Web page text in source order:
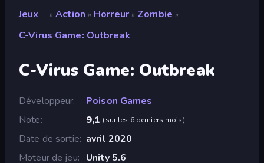
Jeux » Action » Horreur » Zombie »
C-Virus Game: Outbreak
C-Virus Game: Outbreak
Développeur
Poison Games
Note
9,1 (sur les 6 derniers mois)
Date de sortie avril 2020
Moteur de jeu
Unity 5.6